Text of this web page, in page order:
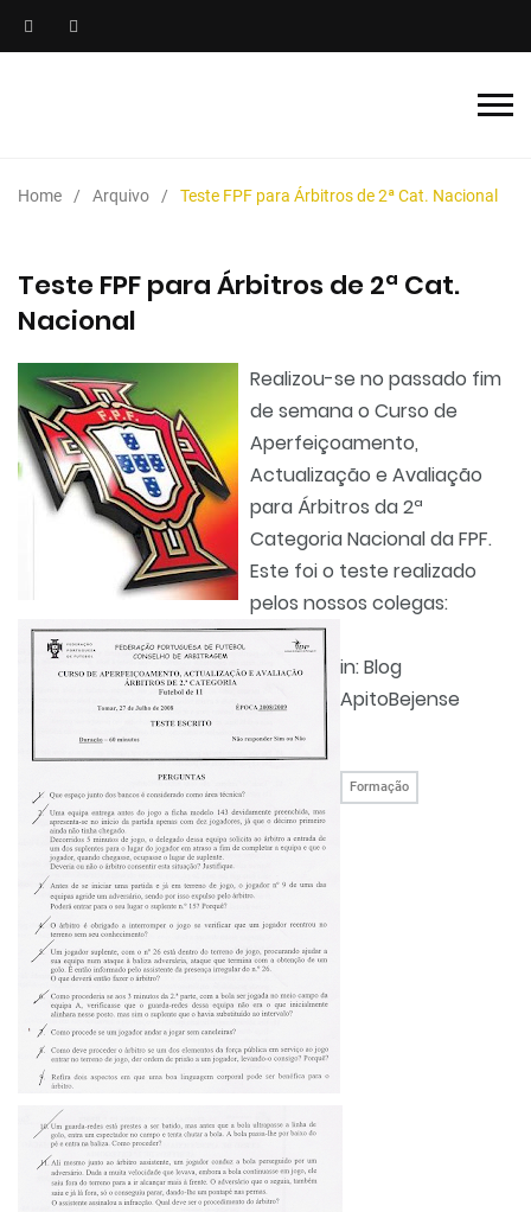
Home Arquivo Teste FPF para Árbitros de 2ª Cat. Nacional
Teste FPF para Árbitros de 2ª Cat.
Nacional
Realizou-se no passado fim
de semana o Curso de
Aperfeiçoamento,
Actualização e Avaliação
para Árbitros da 2ª
Categoria Nacional da FPF.
Este foi o teste realizado
pelos nossos colegas:
in: Blog
ApitoBejense
Formação